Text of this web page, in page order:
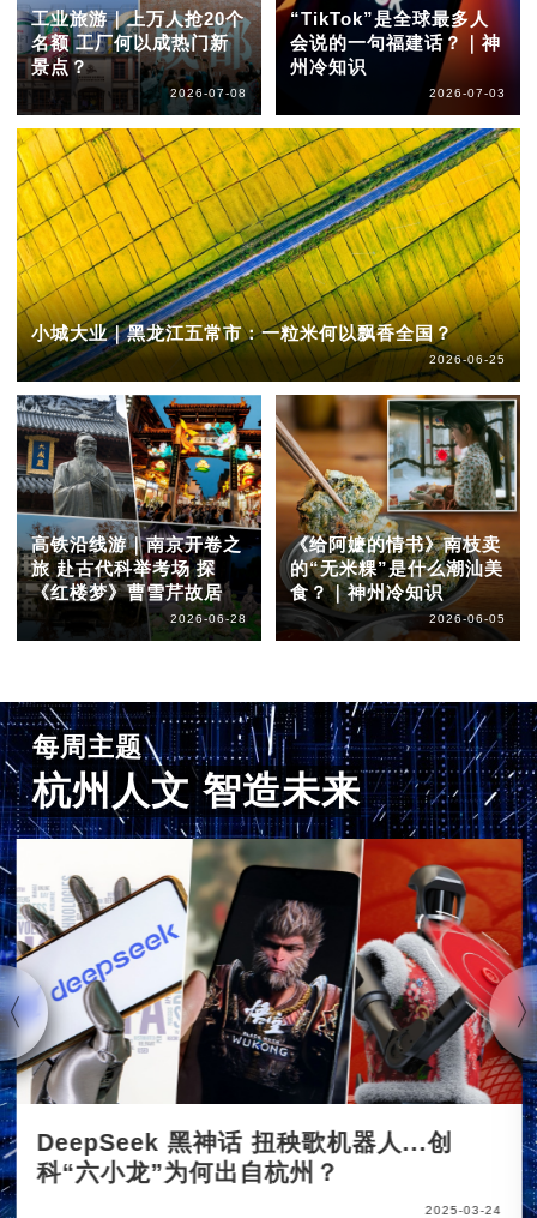
工业旅游｜上万人抢20个
名额 工厂何以成热门新
景点？
2026-07-08
“TikTok”是全球最多人
会说的一句福建话？｜神
州冷知识
2026-07-03
小城大业｜黑龙江五常市：一粒米何以飘香全国？
2026-06-25
高铁沿线游｜南京开卷之
旅 赴古代科举考场 探
《红楼梦》曹雪芹故居
2026-06-28
《给阿嬷的情书》南枝卖
的“无米粿”是什么潮汕美
食？｜神州冷知识
2026-06-05
每周主题
杭州人文 智造未来
DeepSeek 黑神话 扭秧歌机器人...创
科“六小龙”为何出自杭州？
2025-03-24